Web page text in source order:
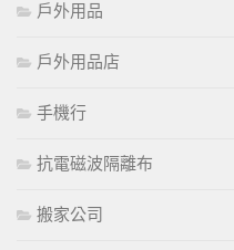
戶外用品
戶外用品店
手機行
抗電磁波隔離布
搬家公司